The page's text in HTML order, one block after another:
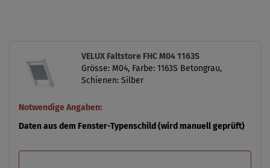
VELUX Faltstore FHC M04 1163S
Grösse: M04, Farbe: 1163S Betongrau,
Schienen: Silber
Notwendige Angaben:
Daten aus dem Fenster-Typenschild (wird manuell geprüft)